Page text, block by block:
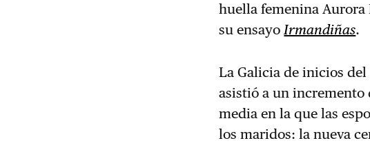
huella femenina
su ensayo Irmandiñas.
La Galicia de inicios
asistió a un incremento
media en la que las
los maridos: la nueva